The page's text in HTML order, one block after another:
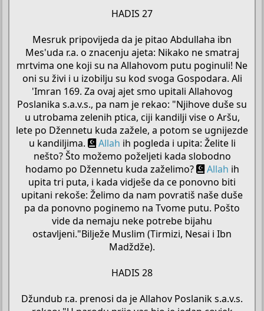
HADIS 27
Mesruk pripovijeda da je pitao Abdullaha ibn
Mes'uda r.a. o znacenju ajeta: Nikako ne smatraj
mrtvima one koji su na Allahovom putu poginuli! Ne
oni su živi i u izobilju su kod svoga Gospodara. Ali
'Imran 169. Za ovaj ajet smo upitali Allahovog
Poslanika s.a.v.s., pa nam je rekao: "Njihove duše su
u utrobama zelenih ptica, ciji kandilji vise o Aršu,
lete po Džennetu kuda zažele, a potom se ugnijezde
u kandiljima.
Allah ih pogleda i upita: Želite li
nešto? Što možemo poželjeti kada slobodno
hodamo po Džennetu kuda zaželimo?
Allah ih
upita tri puta, i kada vidješe da ce ponovno biti
upitani rekoše: Želimo da nam povratiš naše duše
pa da ponovno poginemo na Tvome putu. Pošto
vide da nemaju neke potrebe bijahu
ostavljeni."Bilježe Muslim (Tirmizi, Nesai i Ibn
Madždže).
HADIS 28
Džundub r.a. prenosi da je Allahov Poslanik s.a.v.s.